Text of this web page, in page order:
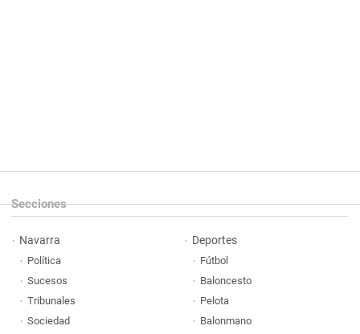
Secciones
Navarra
Política
Sucesos
Tribunales
Sociedad
Deportes
Fútbol
Baloncesto
Pelota
Balonmano